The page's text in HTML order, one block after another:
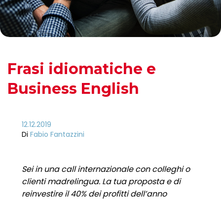
Frasi idiomatiche e
Business English
12.12.2019
Di Fabio Fantazzini
Sei in una call internazionale con colleghi o
clienti madrelingua. La tua proposta e di
reinvestire il 40% dei profitti dell’anno